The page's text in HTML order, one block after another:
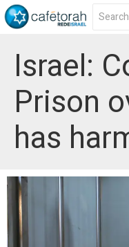
Israel:
Prison
has